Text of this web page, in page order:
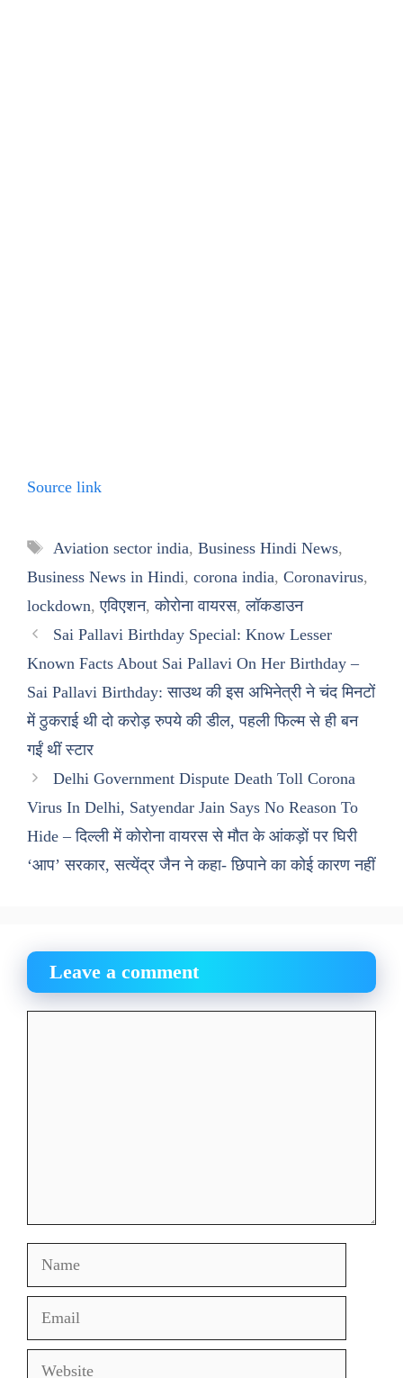
Source link
Tags
Aviation sector india, Business Hindi News,
Business News in Hindi, corona india, Coronavirus,
lockdown,एविएशन,कोरोना वायरस,लॉकडाउन
Sai Pallavi Birthday Special: Know Lesser
Known Facts About Sai Pallavi On Her Birthday –
Sai Pallavi Birthday: साउथ की इस अभिनेत्री ने चंद मिनटों
में ठुकराई थी दो करोड़ रुपये की डील, पहली फिल्म से ही बन
गईं थीं स्टार
Delhi Government Dispute Death Toll Corona
Virus In Delhi, Satyendar Jain Says No Reason To
Hide – दिल्ली में कोरोना वायरस से मौत के आंकड़ों पर घिरी
‘आप’ सरकार, सत्येंद्र जैन ने कहा- छिपाने का कोई कारण नहीं
Leave a comment
Name
Email
Website